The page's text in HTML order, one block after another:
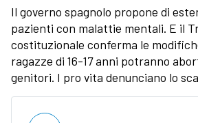
Il governo spagnolo propone di
pazienti con malattie mentali. E il
costituzionale conferma le
ragazze di 16-17 anni potranno
genitori. I pro vita denunciano lo